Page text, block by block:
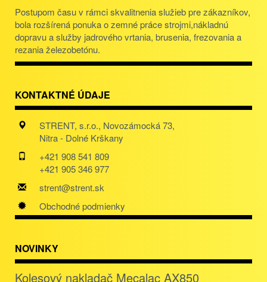
Postupom času v rámci skvalitnenia služieb pre zákazníkov,
bola rozšírená ponuka o zemné práce strojmi,nákladnú
dopravu a služby jadrového vrtania, brusenia, frezovania a
rezania železobetónu.
KONTAKTNÉ ÚDAJE
STRENT, s.r.o., Novozámocká 73,
Nitra - Dolné Krškany
+421 908 541 809
+421 905 346 977
strent@strent.sk
Obchodné podmienky
NOVINKY
Kolesový nakladač Mecalac AX850